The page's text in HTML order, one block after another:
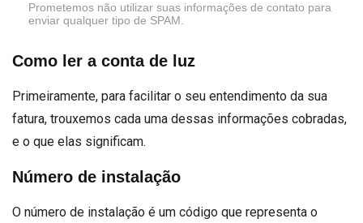
Prometemos não utilizar suas informações de contato para
enviar qualquer tipo de SPAM.
Como ler a conta de luz
Primeiramente, para facilitar o seu entendimento da sua
fatura, trouxemos cada uma dessas informações cobradas,
e o que elas significam.
Número de instalação
O número de instalação é um código que representa o